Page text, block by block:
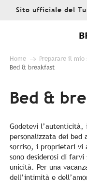
AllerSito ufficiale del
Home Preparare il mio
Bed & breakfast
Bed &
Godetevi l’autenticità,
personalizzata dei bed
sorriso, i proprietari vi
sono desiderosi di
unicità. Per una
dell’intimità e